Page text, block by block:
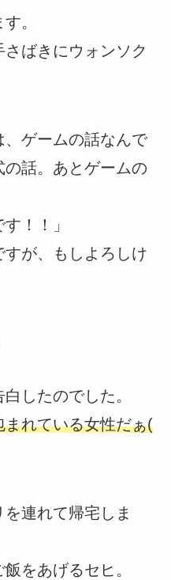
。
ばきにウォンソク
、ゲームの話なんで
話。あとゲームの
！！」
すが、もしよろしけ
したのでした。
れている女性だぁ(
連れて帰宅しま
をあげるセヒ。